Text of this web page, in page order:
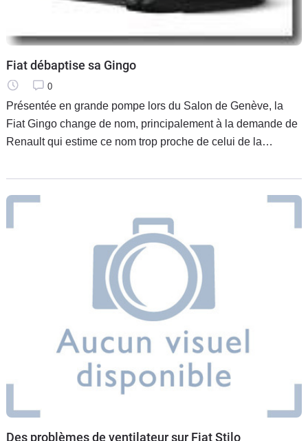
Fiat débaptise sa Gingo
0
Présentée en grande pompe lors du Salon de Genève, la
Fiat Gingo change de nom, principalement à la demande de
Renault qui estime ce nom trop proche de celui de la
marques auraient
Des problèmes de ventilateur sur Fiat Stilo